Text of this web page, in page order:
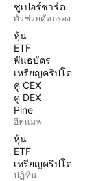
ซูเปอร์ชาร์ต
ตัวช่วยคัดกรอง
หุ้น
ETF
พันธบัตร
เหรียญคริปโต
คู่ CEX
คู่ DEX
Pine
ฮีทแมพ
หุ้น
ETF
เหรียญคริปโต
ปฏิทิน